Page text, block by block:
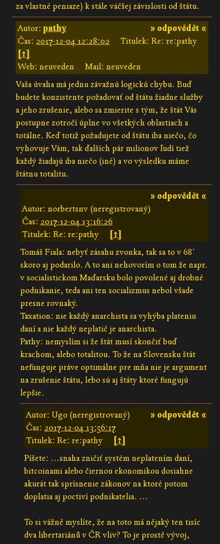
za vlastné peniaze) k stále väčšej závislosti od štátu.
» odpovědět «
Autor:pathy
Čas: 2017-12-04 12:28:02
Titulek: Re: re:pathy
[↑]
Web: neuveden
Mail: neuveden
Vaša úvaha má jednu závažnú logickú chybu. Buď
budete konzistente požadovať od štátu žiadne služby
a jeho zrušenie, alebo sa zmierite s tým, že štát Vás
postupne zotročí úplne vo všetkých oblastiach a
totálne. Keď totiž požadujete od štátu iba niečo, čo
vyhovuje Vám, tak ďalších pár milionov ľudí tiež
každý žiadajú iba niečo (iné) a vo výsledku máme
štátnu totalitu.
» odpovědět «
Autor: norbertsnv (neregistrovaný)
Čas: 2017-12-04 13:16:26
Titulek: Re: re:pathy
[↑]
Tomáš Fiala: nebyť zásahu zvonka, tak sa to v 68´
skoro aj podarilo. A to ani nehovorím o tom že napr.
v socialistickom Maďarsku bolo povolené aj drobné
podnikanie, teda ani ten socializmus nebol všade
presne rovnaký.
Taxation: nie každý anarchista sa vyhýba plateniu
daní a nie každý neplatič je anarchista.
Pathy: nemyslím si že štát musí skončiť buď
krachom, alebo totalitou. To že na Slovensku štát
nefunguje práve optimálne pre mňa nie je argument
na zrušenie štátu, lebo sú aj štáty ktoré fungujú
lepšie.
» odpovědět «
Autor: Ugo (neregistrovaný)
Čas: 2017-12-04 13:56:17
Titulek: Re: re:pathy
[↑]
Píšete: ...snaha zničiť systém neplatením daní,
bitcoinami alebo čiernou ekonomikou dosiahne
akurát tak sprísnenie zákonov na ktoré potom
doplatia aj poctiví podnikatelia. ...
To si vážně myslíte, že na toto má nějaký ten tisíc
dva libertariánů v ČR vliv? To je prostě vývoj,